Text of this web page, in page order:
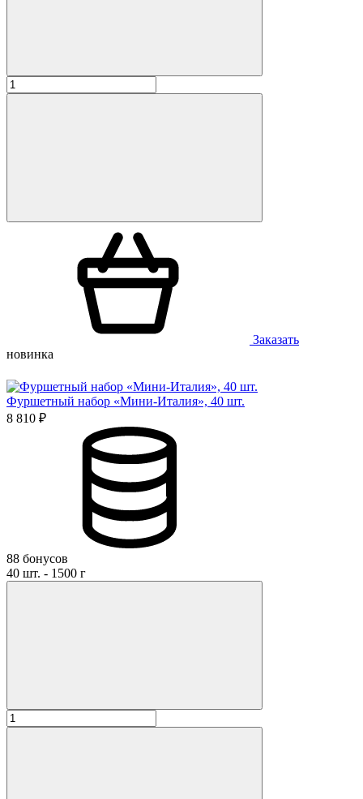
Заказать
новинка
Фуршетный набор «Мини-Италия», 40 шт.
8 810 ₽
88 бонусов
40 шт. - 1500 г